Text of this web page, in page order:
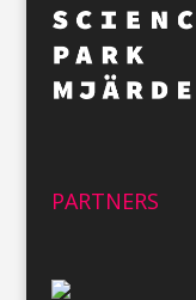
PARTNERS